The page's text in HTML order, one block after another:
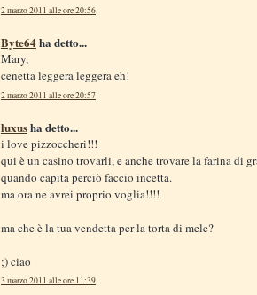
2 marzo 2011 alle ore 20:56
Byte64ha detto...
Mary,
cenetta leggera leggera eh!
2 marzo 2011 alle ore 20:57
luxusha detto...
i love pizzoccheri!!!
qui è un casino trovarli, e anche trovare la farina di
quando capita perciò faccio incetta.
ma ora ne avrei proprio voglia!!!!
ma che è la tua vendetta per la torta di mele?
;) ciao
3 marzo 2011 alle ore 11:39